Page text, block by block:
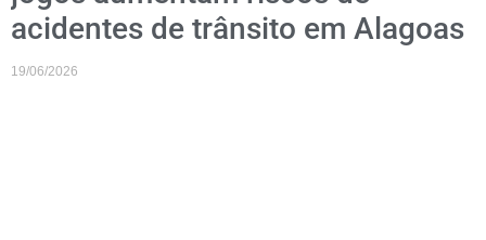
acidentes de trânsito em Alagoas
19/06/2026